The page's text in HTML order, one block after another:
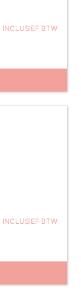
INCLUSIEF BTW
INCLUSIEF BTW